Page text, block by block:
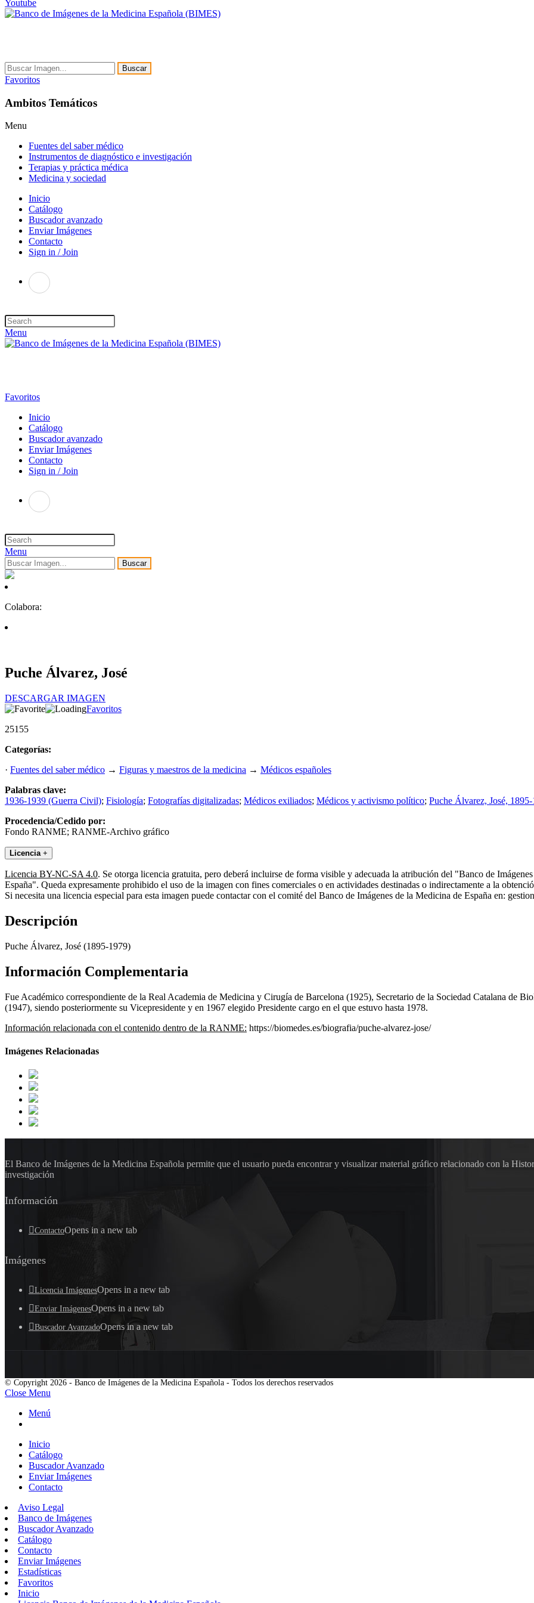
Youtube
Buscar
Favoritos
Ambitos Temáticos
Menu
Fuentes del saber médico
Instrumentos de diagnóstico e investigación
Terapias y práctica médica
Medicina y sociedad
Inicio
Catálogo
Buscador avanzado
Enviar Imágenes
Contacto
Sign in / Join
Menu
Favoritos
Inicio
Catálogo
Buscador avanzado
Enviar Imágenes
Contacto
Sign in / Join
Menu
Buscar
Colabora:
Puche Álvarez, José
DESCARGAR IMAGEN
Favoritos
25155
Categorías:
· Fuentes del saber médico → Figuras y maestros de la medicina → Médicos españoles
Palabras clave:
1936-1939 (Guerra Civil); Fisiología; Fotografías digitalizadas; Médicos exiliados; Médicos y activismo político; Puche Álvarez, José,
Procedencia/Cedido por:
Fondo RANME; RANME-Archivo gráfico
Licencia +
Licencia BY-NC-SA 4.0. Se otorga licencia gratuita, pero deberá incluirse de forma visible y adecuada la atribución del "Banco de
España". Queda expresamente prohibido el uso de la imagen con fines comerciales o en actividades destinadas o indirectamente a la
Si necesita una licencia especial para esta imagen puede contactar con el comité del Banco de Imágenes de la Medicina de España en:
Descripción
Puche Álvarez, José (1895-1979)
Información Complementaria
Fue Académico correspondiente de la Real Academia de Medicina y Cirugía de Barcelona (1925), Secretario de la Sociedad Catalana de
(1947), siendo posteriormente su Vicepresidente y en 1967 elegido Presidente cargo en el que estuvo hasta 1978.
Información relacionada con el contenido dentro de la RANME: https://biomedes.es/biografia/puche-alvarez-jose/
Imágenes Relacionadas
El Banco de Imágenes de la Medicina Española permite que el usuario pueda encontrar y visualizar material gráfico relacionado con la
investigación
Información
ContactoOpens in a new tab
Imágenes
Licencia ImágenesOpens in a new tab
Enviar ImágenesOpens in a new tab
Buscador AvanzadoOpens in a new tab
© Copyright 2026 - Banco de Imágenes de la Medicina Española - Todos los derechos reservados
Close Menu
Menú
Inicio
Catálogo
Buscador Avanzado
Enviar Imágenes
Contacto
Aviso Legal
Banco de Imágenes
Buscador Avanzado
Catálogo
Contacto
Enviar Imágenes
Estadísticas
Favoritos
Inicio